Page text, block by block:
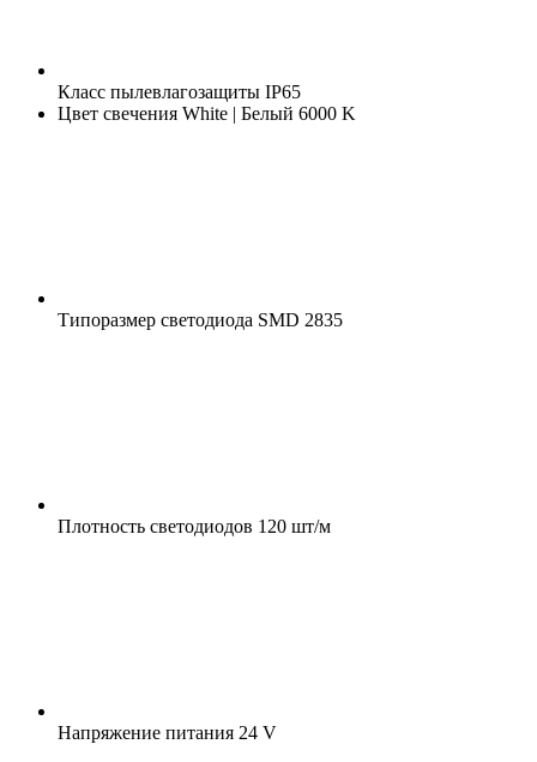
Класс пылевлагозащиты IP65
Цвет свечения White | Белый 6000 K
Типоразмер светодиода SMD 2835
Плотность светодиодов 120 шт/м
Напряжение питания 24 V